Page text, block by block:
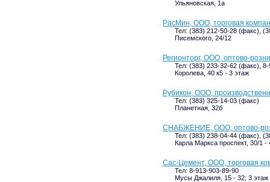
Ульяновская, 1а
РасМин, ООО, торговая
Тел: (383) 212-50-28 (факс),
Писемского, 24/12
Регионторг, ООО, оптово-
Тел: (383) 233-32-62 (факс),
Королева, 40 к5 - 3 этаж
Рубикон, ООО,
Тел: (383) 325-14-03 (факс)
Планетная, 32б
СНАБЖЕНИЕ, ООО, оптово-
Тел: (383) 238-04-44 (факс),
Карла Маркса проспект, 30/1 -
Сас-Цемент, ООО, торговая
Тел: 8-913-903-89-90
Мусы Джалиля, 15 - 32; 3 этаж